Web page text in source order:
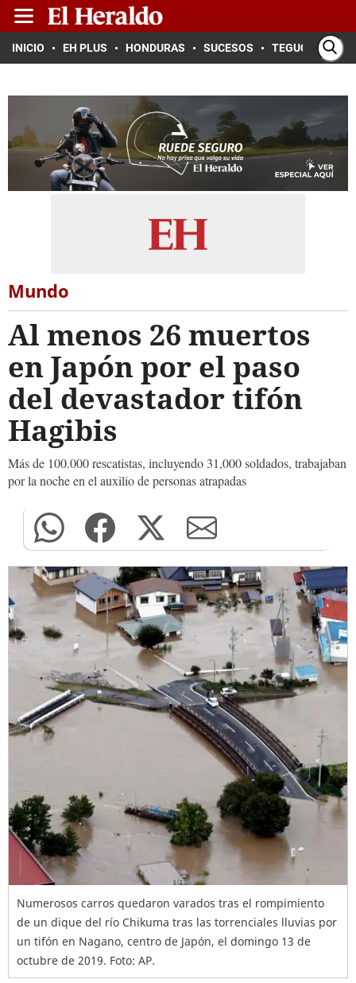
INICIO EH PLUS HONDURAS SUCESOS TEGUCIGALPA
Mundo
Al menos 26 muertos
en Japón por el paso
del devastador tifón
Hagibis
Más de 100.000 rescatistas, incluyendo 31,000 soldados, trabajaban
por la noche en el auxilio de personas atrapadas
Numerosos carros quedaron varados tras el rompimiento
de un dique del río Chikuma tras las torrenciales lluvias por
un tifón en Nagano, centro de Japón, el domingo 13 de
octubre de 2019. Foto: AP.